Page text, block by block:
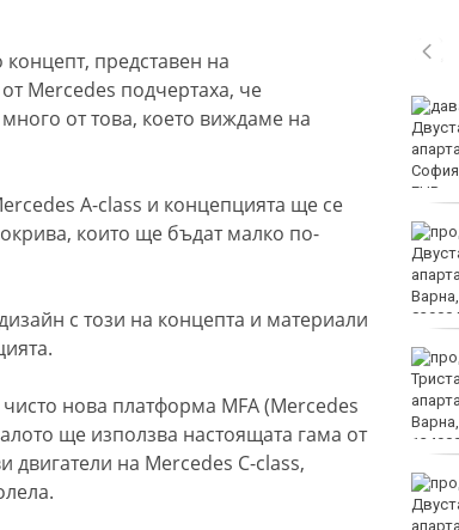
представен на
Mercedes подчертаха, че
от това, което виждаме на
A-class и концепцията ще се
които ще бъдат малко по-
с този на концепта и материали
нова платформа MFA (Mercedes
ще използва настоящата гама от
на Mercedes C-class,
с кол
Турция ограничава
остават само в евро